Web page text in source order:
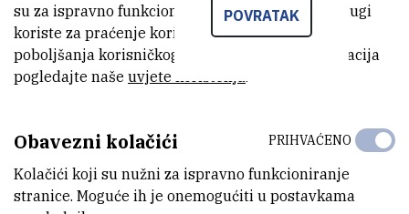
Projektni sastanci
Znanstveni radovi i konferencije
POVRATAK
su za ispravno funkcioniranje stranice, dok se drugi
koriste za praćenje korištenja stranice radi
poboljšanja korisničkog iskustva. Za više informacija
pogledajte naše uvjete korištenja
Obavezni kolačići
Kolačići koji su nužni za ispravno funkcioniranje
stranice. Moguće ih je onemogućiti u postavkama
PRIHVAĆENO